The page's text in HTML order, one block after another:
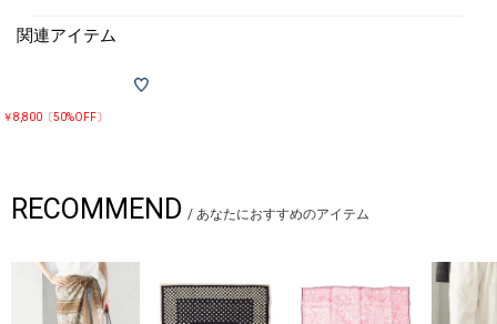
関連アイテム
￥8,800〔50%OFF〕
RECOMMEND / あなたにおすすめのアイテム